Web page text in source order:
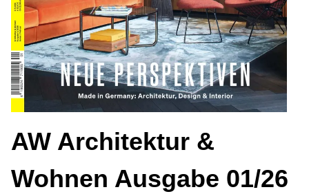
AW Architektur &
Wohnen Ausgabe 01/26